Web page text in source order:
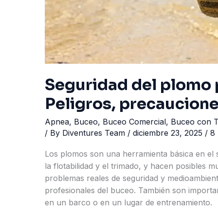
Seguridad del plomo
Peligros,
Apnea, Buceo, Buceo Comercial, Buceo con
/ By Diventures Team / diciembre 23, 2025 / 8
Los plomos son una herramienta básica en
la flotabilidad y el trimado, y hacen posibles
problemas reales de seguridad y
profesionales del buceo. También son
en un barco o en un lugar de entrenamiento.